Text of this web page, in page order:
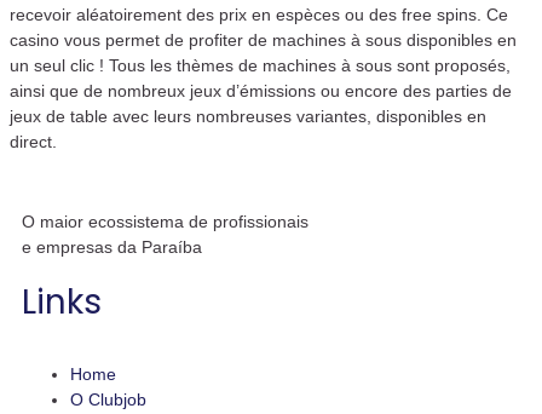
recevoir aléatoirement des prix en espèces ou des free spins. Ce
casino vous permet de profiter de machines à sous disponibles en
un seul clic ! Tous les thèmes de machines à sous sont proposés,
ainsi que de nombreux jeux d’émissions ou encore des parties de
jeux de table avec leurs nombreuses variantes, disponibles en
direct.
O maior ecossistema de profissionais
e empresas da Paraíba
Links
Home
O Clubjob